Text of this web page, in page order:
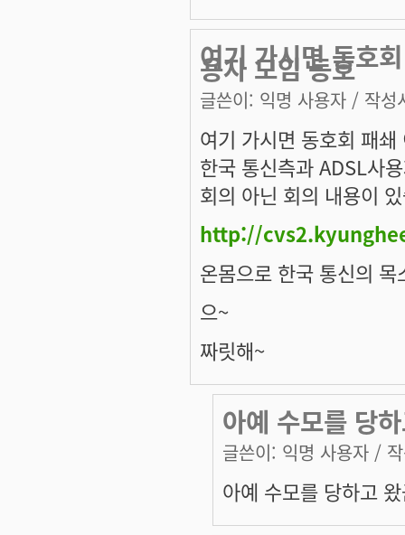
여기 가시면 동호
용자 모임 동호
글쓴이: 익명 사용자 / 작성
여기 가시면 동호회 패쇄
한국 통신측과 ADSL사
회의 아닌 회의 내용이
http://
온몸으로 한국 통신의
으~
짜릿해~
아예 수모를 당
글쓴이: 익명 사용자 /
아예 수모를 당하고